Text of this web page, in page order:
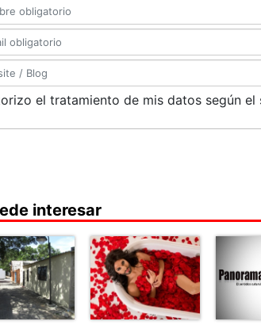
el tratamiento de mis datos según el
interesar